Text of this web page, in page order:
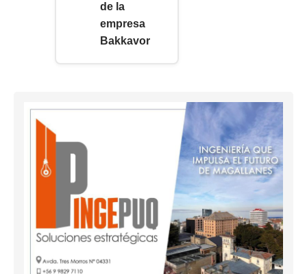
de la
empresa
Bakkavor